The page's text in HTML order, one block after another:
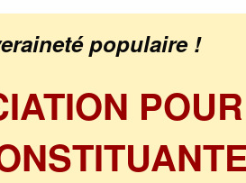
populaire !
POUR